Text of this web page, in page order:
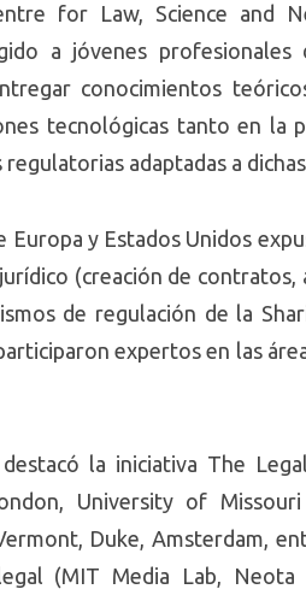
for Law, Science and
a jóvenes profesionales
conocimientos
tecnológicas tanto en la
adaptadas a
Europa y Estados Unidos
(creación de contratos,
de regulación de la
expertos en las
la iniciativa The
University of
Duke, Amsterdam,
(MIT Media Lab,